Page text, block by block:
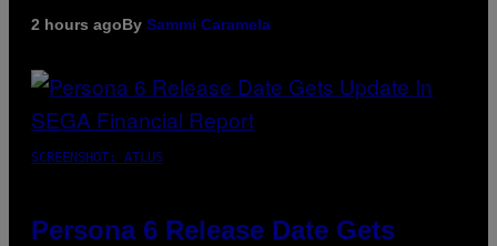
2 hours agoBy Sammi Caramela
SCREENSHOT: ATLUS
Persona 6 Release Date Gets